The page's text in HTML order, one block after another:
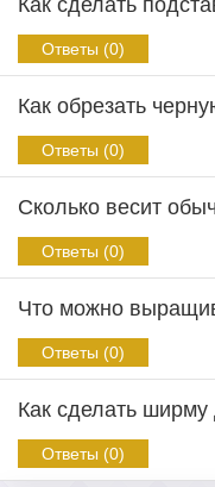
Как сделать
Ответы (0)
Как обрезать
Ответы (0)
Сколько весит
Ответы (0)
Что можно
Ответы (0)
Как сделать
Ответы (0)